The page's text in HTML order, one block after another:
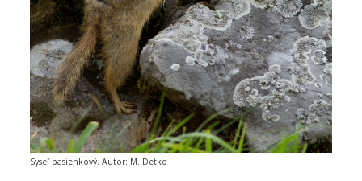
Syseľ pasienkový. Autor: M. Detko